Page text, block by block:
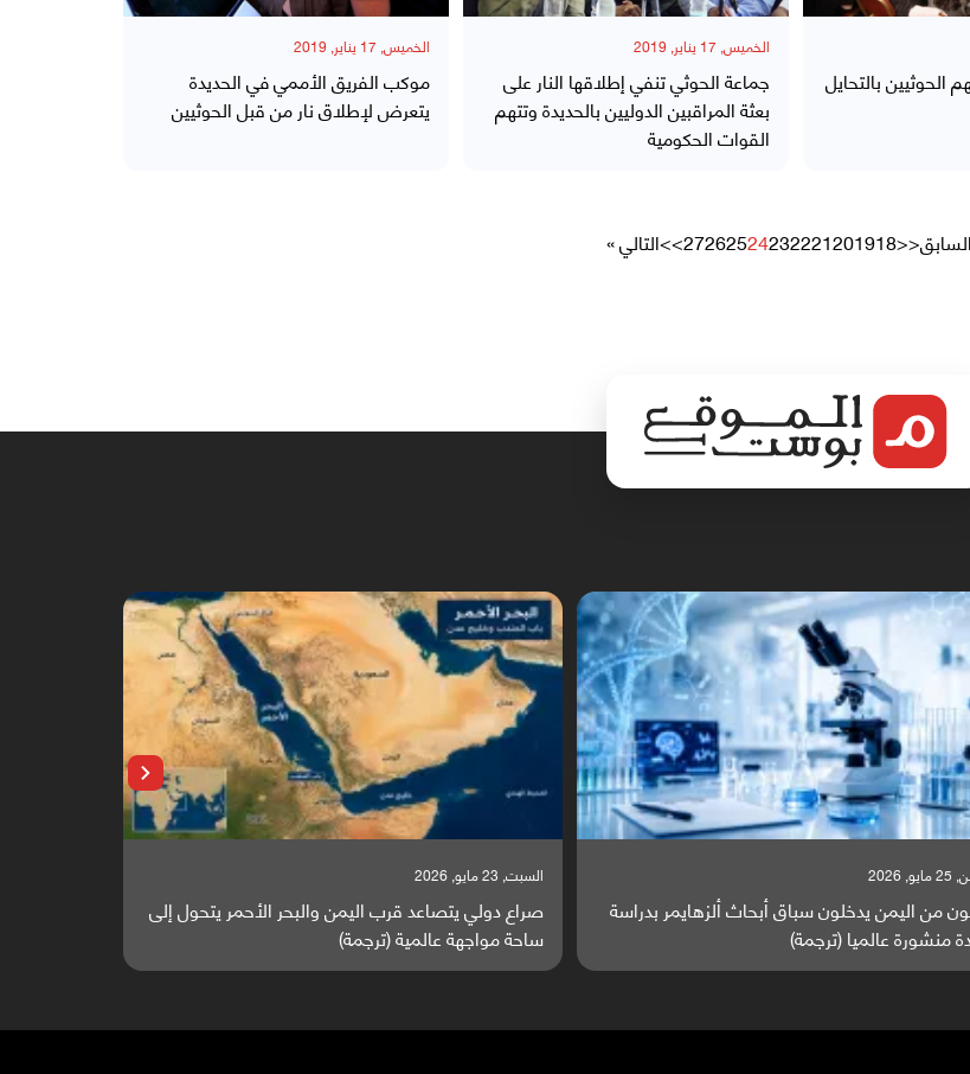
الحوثيين بالتحايل
الخميس, 17 يناير, 2019
جماعة الحوثي تنفي إطلاقها النار على
بعثة المراقبين الدوليين بالحديدة وتتهم
القوات الحكومية
الخميس, 17 يناير, 2019
موكب الفريق الأممي في الحديدة
يتعرض لإطلاق نار من قبل الحوثيين
<<
18
19
20
21
22
23
24
25
26
27
>>التالي »
2026
من اليمن يدخلون سباق أبحاث ألزهايمر بدراسة
منشورة عالميا (ترجمة)
السبت, 23 مايو, 2026
صراع دولي يتصاعد قرب اليمن والبحر الأحمر يتحول إلى
ساحة مواجهة عالمية (ترجمة)